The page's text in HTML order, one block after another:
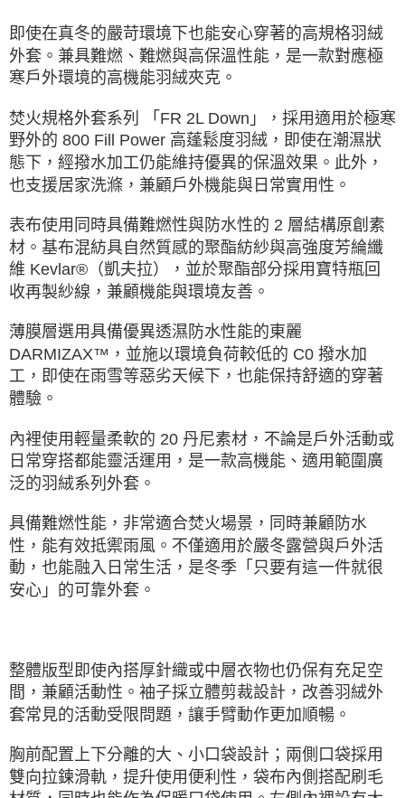
任。
４．使用「AFTEE先享後付」時，將依據個別帳號之用戶狀況，依本公司即
時審查核予不同之上限額度；若仍有額度不足之情形，本公司將視審查結果
請求用戶進行身份認證。
恩沛科技股份有限公司將有權停止該用戶之使用額度並採取法律行動。
即使在真冬的嚴苛環境下也能安心穿著的高規格羽絨
外套。兼具難燃、難燃與高保溫性能，是一款對應極
寒戶外環境的高機能羽絨夾克。
焚火規格外套系列 「FR 2L Down」，採用適用於極寒
野外的 800 Fill Power 高蓬鬆度羽絨，即使在潮濕狀
態下，經撥水加工仍能維持優異的保溫效果。此外，
也支援居家洗滌，兼顧戶外機能與日常實用性。
表布使用同時具備難燃性與防水性的 2 層結構原創素
材。基布混紡具自然質感的聚酯紡紗與高強度芳綸纖
維 Kevlar®（凱夫拉），並於聚酯部分採用寶特瓶回
收再製紗線，兼顧機能與環境友善。
薄膜層選用具備優異透濕防水性能的東麗
DARMIZAX™，並施以環境負荷較低的 C0 撥水加
工，即使在雨雪等惡劣天候下，也能保持舒適的穿著
體驗。
內裡使用輕量柔軟的 20 丹尼素材，不論是戶外活動或
日常穿搭都能靈活運用，是一款高機能、適用範圍廣
泛的羽絨系列外套。
具備難燃性能，非常適合焚火場景，同時兼顧防水
性，能有效抵禦雨風。不僅適用於嚴冬露營與戶外活
動，也能融入日常生活，是冬季「只要有這一件就很
安心」的可靠外套。
整體版型即使內搭厚針織或中層衣物也仍保有充足空
間，兼顧活動性。袖子採立體剪裁設計，改善羽絨外
套常見的活動受限問題，讓手臂動作更加順暢。
胸前配置上下分離的大、小口袋設計；兩側口袋採用
雙向拉鍊滑軌，提升使用便利性，袋布內側搭配刷毛